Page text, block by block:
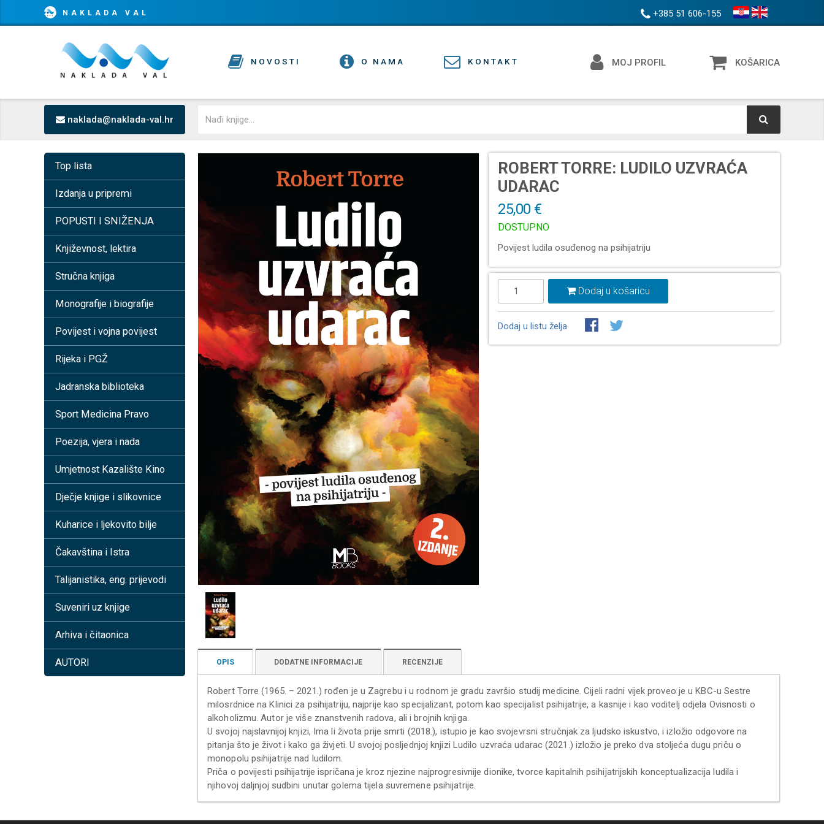
NAKLADA VAL +385 51 606-155
NOVOSTI O NAMA KONTAKT MOJ PROFIL KOŠARICA
naklada@naklada-val.hr
ROBERT TORRE: LUDILO UZVRAĆA
UDARAC
25,00 €
DOSTUPNO
Povijest ludila osuđenog na psihijatriju
Dodaj u košaricu
Dodaj u listu želja
OPIS DODATNE INFORMACIJE RECENZIJE
Robert Torre (1965. – 2021.) rođen je u Zagrebu i u rodnom je gradu završio studij medicine. Cijeli radni vijek proveo je u KBC-u Sestre
milosrdnice na Klinici za psihijatriju, najprije kao specijalizant, potom kao specijalist psihijatrije, a kasnije i kao voditelj odjela Ovisnosti o
alkoholizmu. Autor je više znanstvenih radova, ali i brojnih knjiga.
U svojoj najslavnijoj knjizi, Ima li života prije smrti (2018.), istupio je kao svojevrsni stručnjak za ljudsko iskustvo, i izložio odgovore na
pitanja što je život i kako ga živjeti. U svojoj posljednjoj knjizi Ludilo uzvraća udarac (2021.) izložio je preko dva stoljeća dugu priču o
monopolu psihijatrije nad ludilom.
Priča o povijesti psihijatrije ispričana je kroz njezine najprogresivnije dionike, tvorce kapitalnih psihijatrijskih konceptualizacija ludila i
njihovoj daljnjoj sudbini unutar golema tijela suvremene psihijatrije.
Top lista
Izdanja u pripremi
POPUSTI I SNIŽENJA
Književnost, lektira
Stručna knjiga
Monografije i biografije
Povijest i vojna povijest
Rijeka i PGŽ
Jadranska biblioteka
Sport Medicina Pravo
Poezija, vjera i nada
Umjetnost Kazalište Kino
Dječje knjige i slikovnice
Kuharice i ljekovito bilje
Čakavština i Istra
Talijanistika, eng. prijevodi
Suveniri uz knjige
Arhiva i čitaonica
AUTORI